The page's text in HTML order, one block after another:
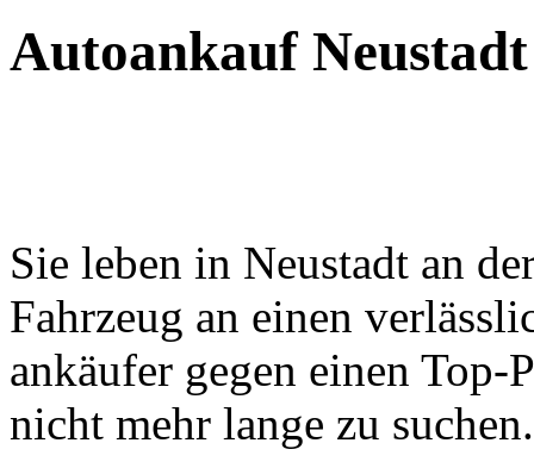
Autoankauf
Sie leben in Neustadt an
Fahrzeug an einen
ankäufer gegen einen Top-
nicht mehr lange zu